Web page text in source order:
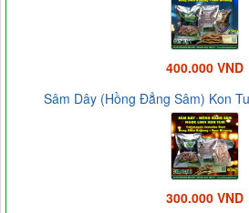
400.000 VND
Sâm Dây (Hồng Đẳng Sâm) Kon
300.000 VND